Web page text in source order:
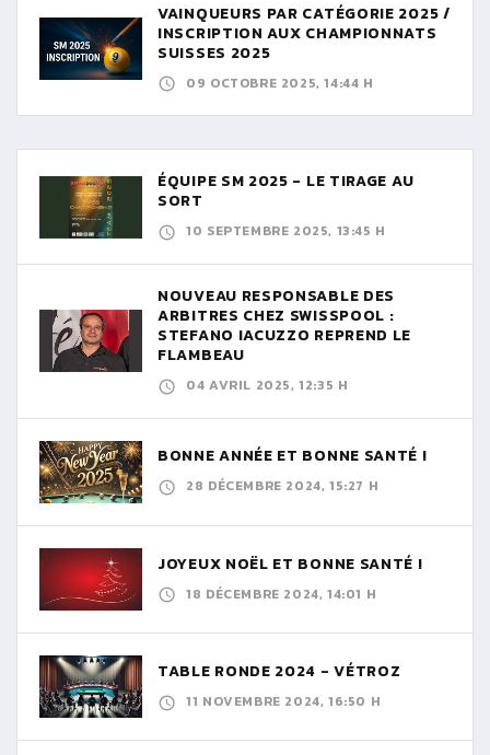
VAINQUEURS PAR CATÉGORIE 2025 /
INSCRIPTION AUX CHAMPIONNATS
SUISSES 2025
09 OCTOBRE 2025, 14:44 H
ÉQUIPE SM 2025 - LE TIRAGE AU
SORT
10 SEPTEMBRE 2025, 13:45 H
NOUVEAU RESPONSABLE DES
ARBITRES CHEZ SWISSPOOL :
STEFANO IACUZZO REPREND LE
FLAMBEAU
04 AVRIL 2025, 12:35 H
BONNE ANNÉE ET BONNE SANTÉ !
28 DÉCEMBRE 2024, 15:27 H
JOYEUX NOËL ET BONNE SANTÉ !
18 DÉCEMBRE 2024, 14:01 H
TABLE RONDE 2024 - VÉTROZ
11 NOVEMBRE 2024, 16:50 H